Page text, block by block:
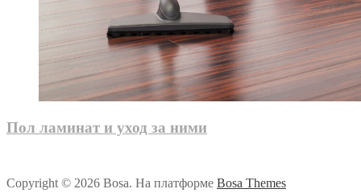
Пол ламинат и уход за ними
Copyright © 2026 Bosa. На платформе Bosa Themes